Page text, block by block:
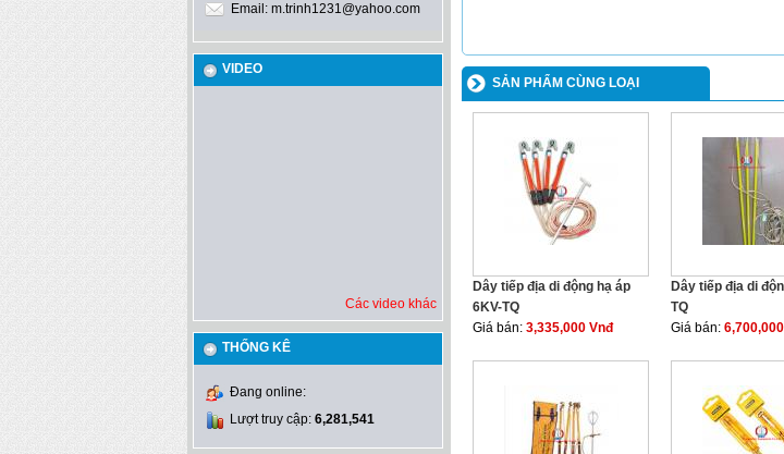
Email: m.trinh1231@yahoo.com
VIDEO
Các video khác
THỐNG KÊ
Đang online:
Lượt truy cập: 6,281,541
SẢN PHẨM CÙNG LOẠI
Dây tiếp địa di động hạ áp
6KV-TQ
Giá bán: 3,335,000 Vnđ
Dây tiếp địa di
TQ
Giá bán: